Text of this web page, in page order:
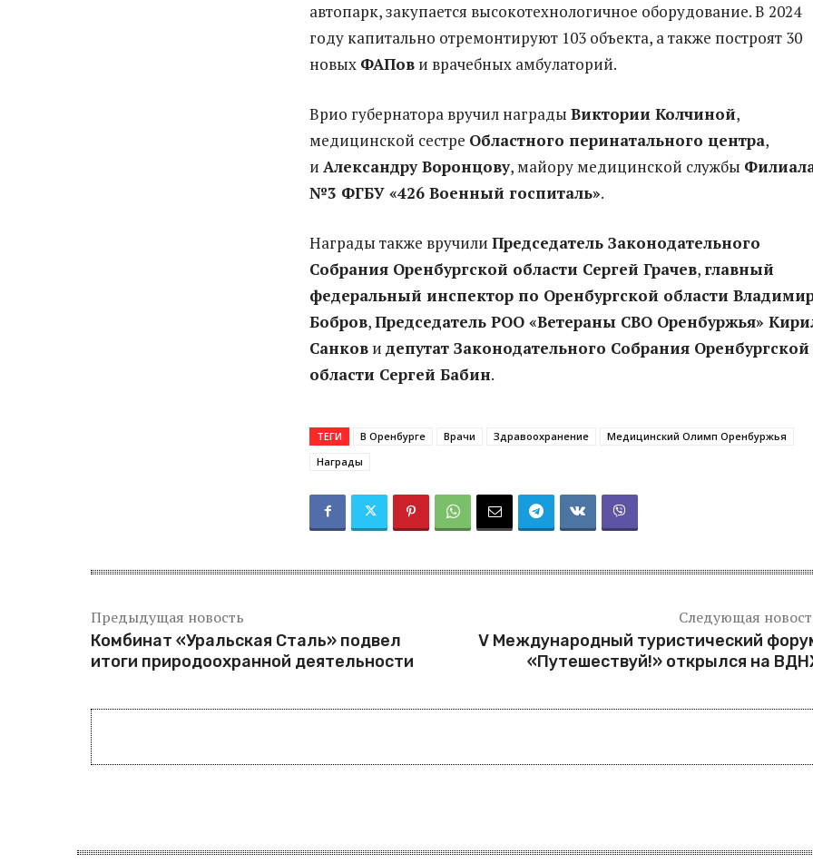
автопарк, закупается высокотехнологичное оборудование. В 2024
году капитально отремонтируют 103 объекта, а также построят 30
новых ФАПов и врачебных амбулаторий.
Врио губернатора вручил награды Виктории Колчиной,
медицинской сестре Областного перинатального центра,
и Александру Воронцову, майору медицинской службы
№3 ФГБУ «426 Военный госпиталь».
Награды также вручили Председатель Законодательного
Собрания Оренбургской области Сергей Грачев, главный
федеральный инспектор по Оренбургской области
Бобров,Председатель РОО «Ветераны СВО Оренбуржья»
Санков и депутат Законодательного Собрания Оренбургской
области Сергей Бабин.
ТЕГИ В Оренбурге Врачи Здравоохранение
Медицинский Олимп Оренбуржья
Награды
Предыдущая новость
Комбинат «Уральская Сталь» подвел
итоги природоохранной деятельности
Следующая
V Международный туристический
«Путешествуй!» открылся на